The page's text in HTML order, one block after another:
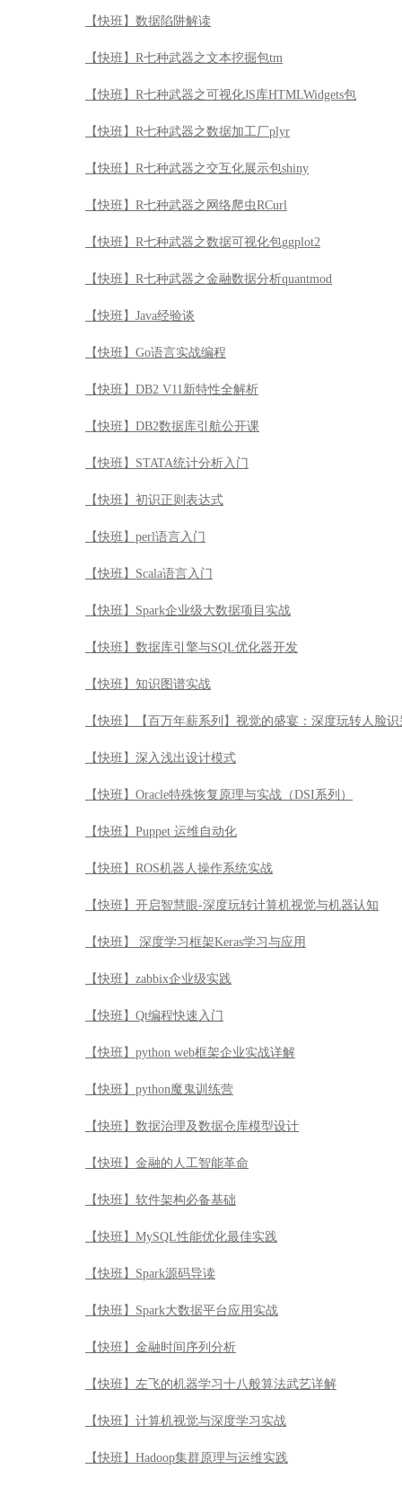
【快班】数据陷阱解读
【快班】R七种武器之文本挖掘包tm
【快班】R七种武器之可视化JS库HTMLWidgets包
【快班】R七种武器之数据加工厂plyr
【快班】R七种武器之交互化展示包shiny
【快班】R七种武器之网络爬虫RCurl
【快班】R七种武器之数据可视化包ggplot2
【快班】R七种武器之金融数据分析quantmod
【快班】Java经验谈
【快班】Go语言实战编程
【快班】DB2 V11新特性全解析
【快班】DB2数据库引航公开课
【快班】STATA统计分析入门
【快班】初识正则表达式
【快班】perl语言入门
【快班】Scala语言入门
【快班】Spark企业级大数据项目实战
【快班】数据库引擎与SQL优化器开发
【快班】知识图谱实战
【快班】【百万年薪系列】视觉的盛宴：深度玩转人脸识
【快班】深入浅出设计模式
【快班】Oracle特殊恢复原理与实战（DSI系列）
【快班】Puppet 运维自动化
【快班】ROS机器人操作系统实战
【快班】开启智慧眼-深度玩转计算机视觉与机器认知
【快班】 深度学习框架Keras学习与应用
【快班】zabbix企业级实践
【快班】Qt编程快速入门
【快班】python web框架企业实战详解
【快班】python魔鬼训练营
【快班】数据治理及数据仓库模型设计
【快班】金融的人工智能革命
【快班】软件架构必备基础
【快班】MySQL性能优化最佳实践
【快班】Spark源码导读
【快班】Spark大数据平台应用实战
【快班】金融时间序列分析
【快班】左飞的机器学习十八般算法武艺详解
【快班】计算机视觉与深度学习实战
【快班】Hadoop集群原理与运维实践